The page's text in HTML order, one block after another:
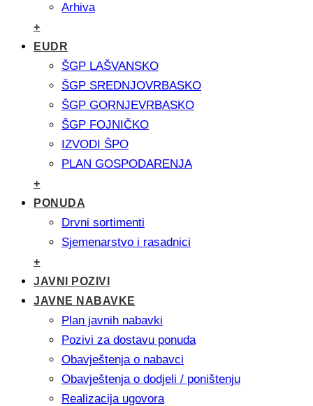
Arhiva
+
EUDR
ŠGP LAŠVANSKO
ŠGP SREDNJOVRBASKO
ŠGP GORNJEVRBASKO
ŠGP FOJNIČKO
IZVODI ŠPO
PLAN GOSPODARENJA
+
PONUDA
Drvni sortimenti
Sjemenarstvo i rasadnici
+
JAVNI POZIVI
JAVNE NABAVKE
Plan javnih nabavki
Pozivi za dostavu ponuda
Obavještenja o nabavci
Obavještenja o dodjeli / poništenju
Realizacija ugovora